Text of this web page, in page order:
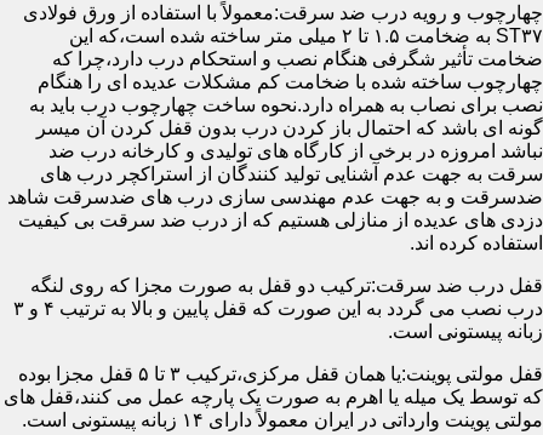
چهارچوب و رویه درب ضد سرقت:معمولاً با استفاده از ورق فولادی
ST۳۷ به ضخامت ۱.۵ تا ۲ میلی متر ساخته شده است،که این
ضخامت تأثیر شگرفی هنگام نصب و استحکام درب دارد،چرا که
چهارچوب ساخته شده با ضخامت کم مشکلات عدیده ای را هنگام
نصب برای نصاب به همراه دارد.نحوه ساخت چهارچوب درب باید به
گونه ای باشد که احتمال باز کردن درب بدون قفل کردن آن میسر
نباشد امروزه در برخی از کارگاه های تولیدی و کارخانه درب ضد
سرقت به جهت عدم آشنایی تولید کنندگان از استراکچر درب های
ضدسرقت و به جهت عدم مهندسی سازی درب های ضدسرقت شاهد
دزدی های عدیده از منازلی هستیم که از درب ضد سرقت بی کیفیت
استفاده کرده اند.
قفل درب ضد سرقت:ترکیب دو قفل به صورت مجزا که روی لنگه
درب نصب می گردد به این صورت که قفل پایین و بالا به ترتیب ۴ و ۳
زبانه پیستونی است.
قفل مولتی پوینت:یا همان قفل مرکزی،ترکیب ۳ تا ۵ قفل مجزا بوده
که توسط یک میله یا اهرم به صورت یک پارچه عمل می کنند،قفل های
مولتی پوینت وارداتی در ایران معمولاً دارای ۱۴ زبانه پیستونی است.